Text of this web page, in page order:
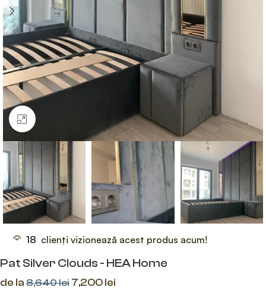
Faceți click pentru a mări
18 clienți vizionează acest produs acum!
Pat Silver Clouds - HEA Home
de la 8,640lei 7,200lei